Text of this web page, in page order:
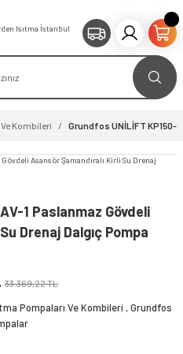
Kombileri Grundfos UNİLİFT KP150-
1 Paslanmaz Gövdeli
Drenaj Dalgıç Pompa
33.369,22 TL
Pompaları Ve Kombileri ,Grundfos